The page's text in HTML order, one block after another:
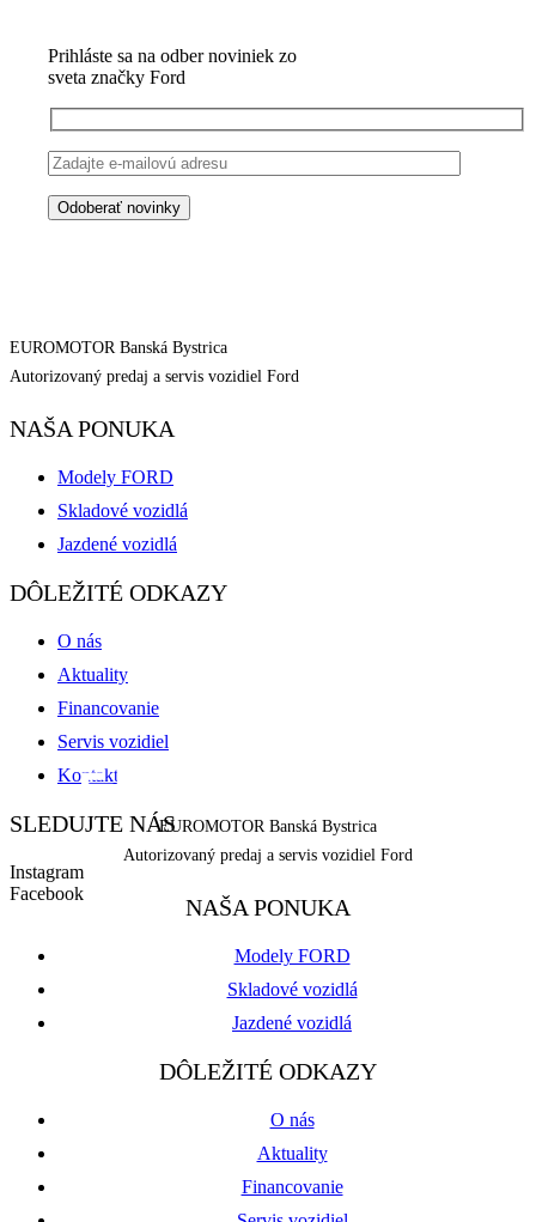
Prihláste sa na odber noviniek zo
sveta značky Ford
EUROMOTOR Banská Bystrica
Autorizovaný predaj a servis vozidiel Ford
NAŠA PONUKA
Modely FORD
Skladové vozidlá
Jazdené vozidlá
DÔLEŽITÉ ODKAZY
O nás
Aktuality
Financovanie
Servis vozidiel
Kontakt
SLEDUJTE NÁS
Instagram
Facebook
EUROMOTOR Banská Bystrica
Autorizovaný predaj a servis vozidiel Ford
NAŠA PONUKA
Modely FORD
Skladové vozidlá
Jazdené vozidlá
DÔLEŽITÉ ODKAZY
O nás
Aktuality
Financovanie